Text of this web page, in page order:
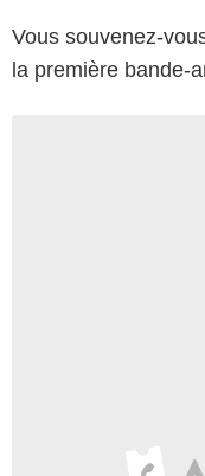
Vous souvenez-
la première bande-